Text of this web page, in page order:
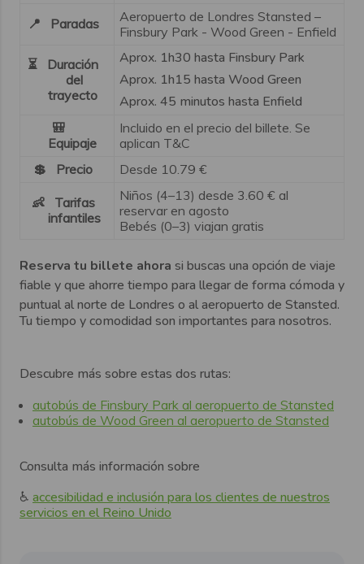
📍 Paradas
Aeropuerto de Londres Stansted –
Finsbury Park - Wood Green - Enfield
⏳ Duración
del
trayecto
Aprox. 1h30 hasta Finsbury Park
Aprox. 1h15 hasta Wood Green
Aprox. 45 minutos hasta Enfield
🎒
Equipaje
Incluido en el precio del billete. Se
aplican T&C
💲 Precio
Desde 10.79 €
👶 Tarifas
infantiles
Niños (4–13) desde 3.60 € al
reservar en agosto
Bebés (0–3) viajan gratis
Reserva tu billete ahora si buscas una opción de viaje
fiable y que ahorre tiempo para llegar de forma cómoda y
puntual al norte de Londres o al aeropuerto de Stansted.
Tu tiempo y comodidad son importantes para nosotros.
Descubre más sobre estas dos rutas:
autobús de Finsbury Park al aeropuerto de Stansted
autobús de Wood Green al aeropuerto de Stansted
Consulta más información sobre
♿️ accesibilidad e inclusión para los clientes de nuestros
servicios en el Reino Unido